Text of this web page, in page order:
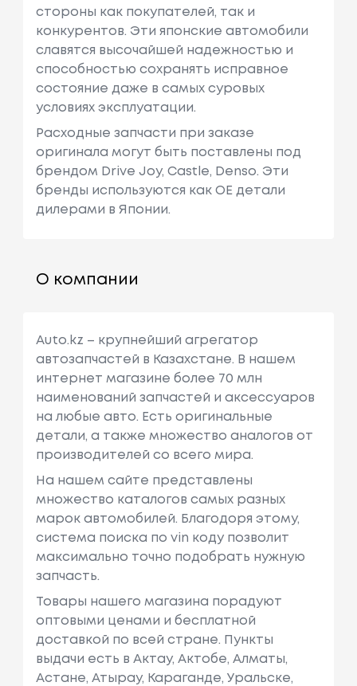
стороны как покупателей, так и
конкурентов. Эти японские автомобили
славятся высочайшей надежностью и
способностью сохранять исправное
состояние даже в самых суровых
условиях эксплуатации.
Расходные запчасти при заказе
оригинала могут быть поставлены под
брендом Drive Joy, Castle, Denso. Эти
бренды используются как ОЕ детали
дилерами в Японии.
О компании
Auto.kz – крупнейший агрегатор
автозапчастей в Казахстане. В нашем
интернет магазине более 70 млн
наименований запчастей и аксессуаров
на любые авто. Есть оригинальные
детали, а также множество аналогов от
производителей со всего мира.
На нашем сайте представлены
множество каталогов самых разных
марок автомобилей. Благодоря этому,
система поиска по vin коду позволит
максимально точно подобрать нужную
запчасть.
Товары нашего магазина порадуют
оптовыми ценами и бесплатной
доставкой по всей стране. Пункты
выдачи есть в Актау, Актобе, Алматы,
Астане, Атырау, Караганде, Уральске,